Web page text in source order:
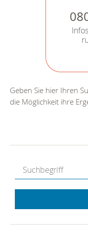
Geben Sie hier Ihren
die Möglichkeit ihre